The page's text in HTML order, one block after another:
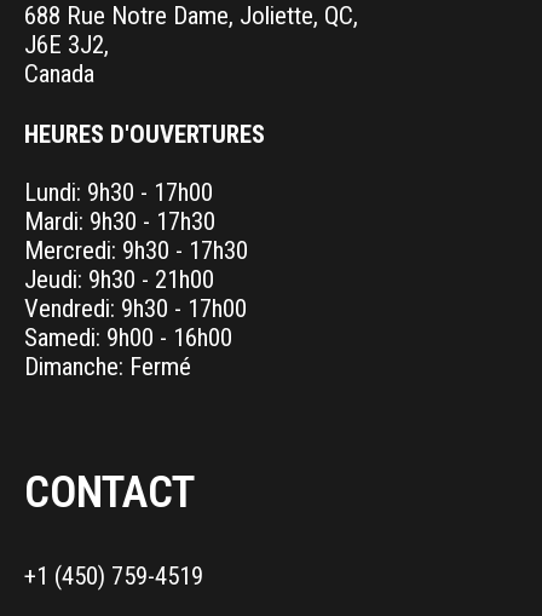
688 Rue Notre Dame, Joliette, QC,
J6E 3J2,
Canada
HEURES D'OUVERTURES
Lundi: 9h30 - 17h00
Mardi: 9h30 - 17h30
Mercredi: 9h30 - 17h30
Jeudi: 9h30 - 21h00
Vendredi: 9h30 - 17h00
Samedi: 9h00 - 16h00
Dimanche: Fermé
CONTACT
+1 (450) 759-4519